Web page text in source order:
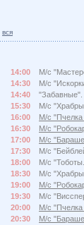
вся
14:00
М/с
14:30
М/с
14:40
"Забавные".
15:30
М/с
16:00
М/с
16:30
М/с
17:00
М/с
17:30
М/с
18:00
М/с
18:30
М/с
19:00
М/с
19:30
М/с
20:00
М/с
20:30
М/с